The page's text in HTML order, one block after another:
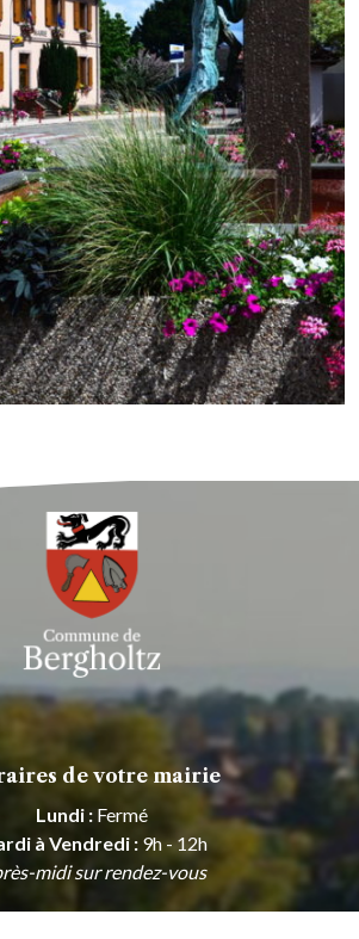
de votre mairie
Lundi : Fermé
à Vendredi :9h - 12h
midi sur rendez-vous
Dimanche :Fermé